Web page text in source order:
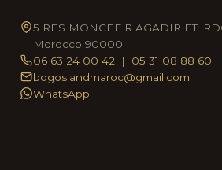
5 RES MONCEF R AGADIR ET.
Morocco 90000
06 63 24 00 42 | 05 31 08 88 60
bogoslandmaroc@gmail.com
WhatsApp